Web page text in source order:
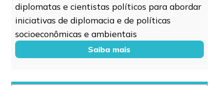
diplomatas e cientistas políticos para abordar
iniciativas de diplomacia e de políticas
socioeconômicas e ambientais
Saiba mais